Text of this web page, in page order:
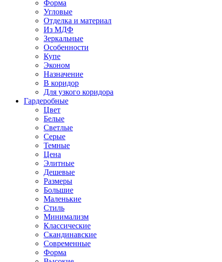
Форма
Угловые
Отделка и материал
Из МДФ
Зеркальные
Особенности
Купе
Эконом
Назначение
В коридор
Для узкого коридора
Гардеробные
Цвет
Белые
Светлые
Серые
Темные
Цена
Элитные
Дешевые
Размеры
Большие
Маленькие
Стиль
Минимализм
Классические
Скандинавские
Современные
Форма